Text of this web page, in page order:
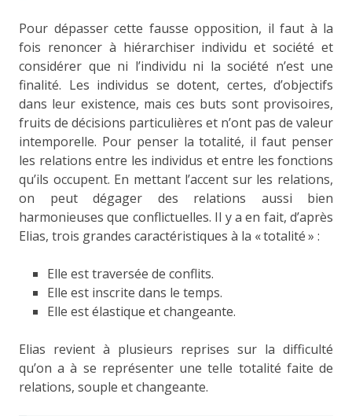
Pour dépasser cette fausse opposition, il faut à la
fois renoncer à hiérarchiser individu et société et
considérer que ni l’individu ni la société n’est une
finalité. Les individus se dotent, certes, d’objectifs
dans leur existence, mais ces buts sont provisoires,
fruits de décisions particulières et n’ont pas de valeur
intemporelle. Pour penser la totalité, il faut penser
les relations entre les individus et entre les fonctions
qu’ils occupent. En mettant l’accent sur les relations,
on peut dégager des relations aussi bien
harmonieuses que conflictuelles. Il y a en fait, d’après
Elias, trois grandes caractéristiques à la « totalité » :
Elle est traversée de conflits.
Elle est inscrite dans le temps.
Elle est élastique et changeante.
Elias revient à plusieurs reprises sur la difficulté
qu’on a à se représenter une telle totalité faite de
relations, souple et changeante.